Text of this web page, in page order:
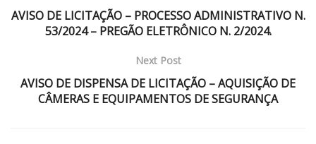
AVISO DE LICITAÇÃO – PROCESSO ADMINISTRATIVO N.
53/2024 – PREGÃO ELETRÔNICO N. 2/2024.
Next Post
AVISO DE DISPENSA DE LICITAÇÃO – AQUISIÇÃO DE
CÂMERAS E EQUIPAMENTOS DE SEGURANÇA